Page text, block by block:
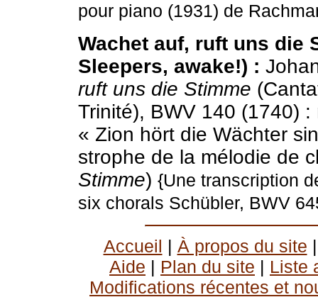
pour piano (1931) de
Wachet auf, ruft uns die
Sleepers, awake!) :
ruft uns die Stimme
Trinité), BWV 140 (1740) :
« Zion hört die Wächter
strophe de la mélodie de
Stimme) {Une transcription
six chorals Schübler, BWV
Accueil | À propos du site
Aide | Plan du site | Liste
Modifications récentes et